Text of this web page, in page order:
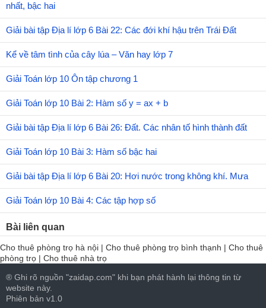
nhất, bậc hai
Giải bài tập Địa lí lớp 6 Bài 22: Các đới khí hậu trên Trái Đất
Kể về tâm tình của cây lúa – Văn hay lớp 7
Giải Toán lớp 10 Ôn tập chương 1
Giải Toán lớp 10 Bài 2: Hàm số y = ax + b
Giải bài tập Địa lí lớp 6 Bài 26: Đất. Các nhân tố hình thành đất
Giải Toán lớp 10 Bài 3: Hàm số bậc hai
Giải bài tập Địa lí lớp 6 Bài 20: Hơi nước trong không khí. Mưa
Giải Toán lớp 10 Bài 4: Các tập hợp số
Bài liên quan
Cho thuê phòng trọ hà nội | Cho thuê phòng trọ bình thạnh | Cho thuê
phòng trọ | Cho thuê nhà trọ
® Ghi rõ nguồn "zaidap.com" khi bạn phát hành lại thông tin từ
website này.
Phiên bản v1.0